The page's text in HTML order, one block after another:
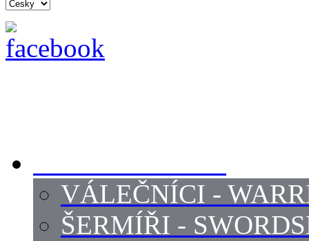
VÁLEČNÍCI -
ŠERMÍŘI -